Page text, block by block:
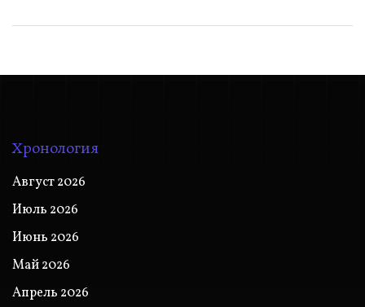
Хронология
Август 2026
Июль 2026
Июнь 2026
Май 2026
Апрель 2026